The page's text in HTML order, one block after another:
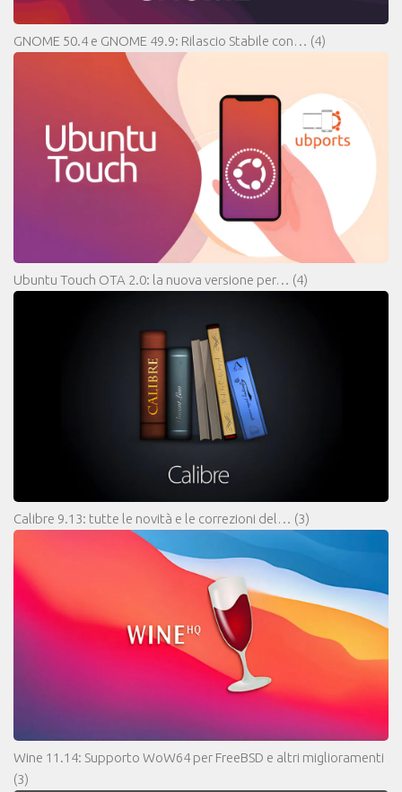
GNOME 50.4 e GNOME 49.9: Rilascio Stabile con… (4)
Ubuntu Touch OTA 2.0: la nuova versione per… (4)
Calibre 9.13: tutte le novità e le correzioni del… (3)
Wine 11.14: Supporto WoW64 per FreeBSD e altri miglioramenti
(3)